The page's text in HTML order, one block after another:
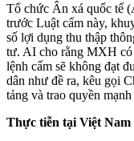
Tổ chức Ân xá quốc tế
trước Luật cấm này,
số lợi dụng thu thập
tư. AI cho rằng MXH có
lệnh cấm sẽ không đạt
dân như đề ra, kêu gọi
tảng và trao quyền
Thực tiễn tại Việt Nam